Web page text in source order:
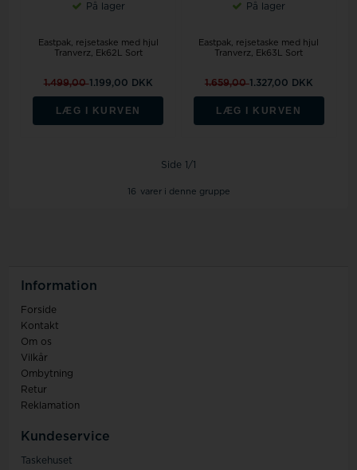
På lager
Eastpak, rejsetaske med hjul
Tranverz, Ek62L Sort
1.499,001.199,00 DKK
LÆG I KURVEN
På lager
Eastpak, rejsetaske med hjul
Tranverz, Ek63L Sort
1.659,001.327,00 DKK
LÆG I KURVEN
Side 1/1
16 varer i denne gruppe
Information
Forside
Kontakt
Om os
Vilkår
Ombytning
Retur
Reklamation
Kundeservice
Taskehuset